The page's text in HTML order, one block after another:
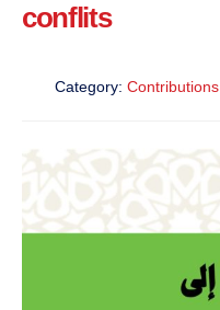
conflits
Category: Contributions